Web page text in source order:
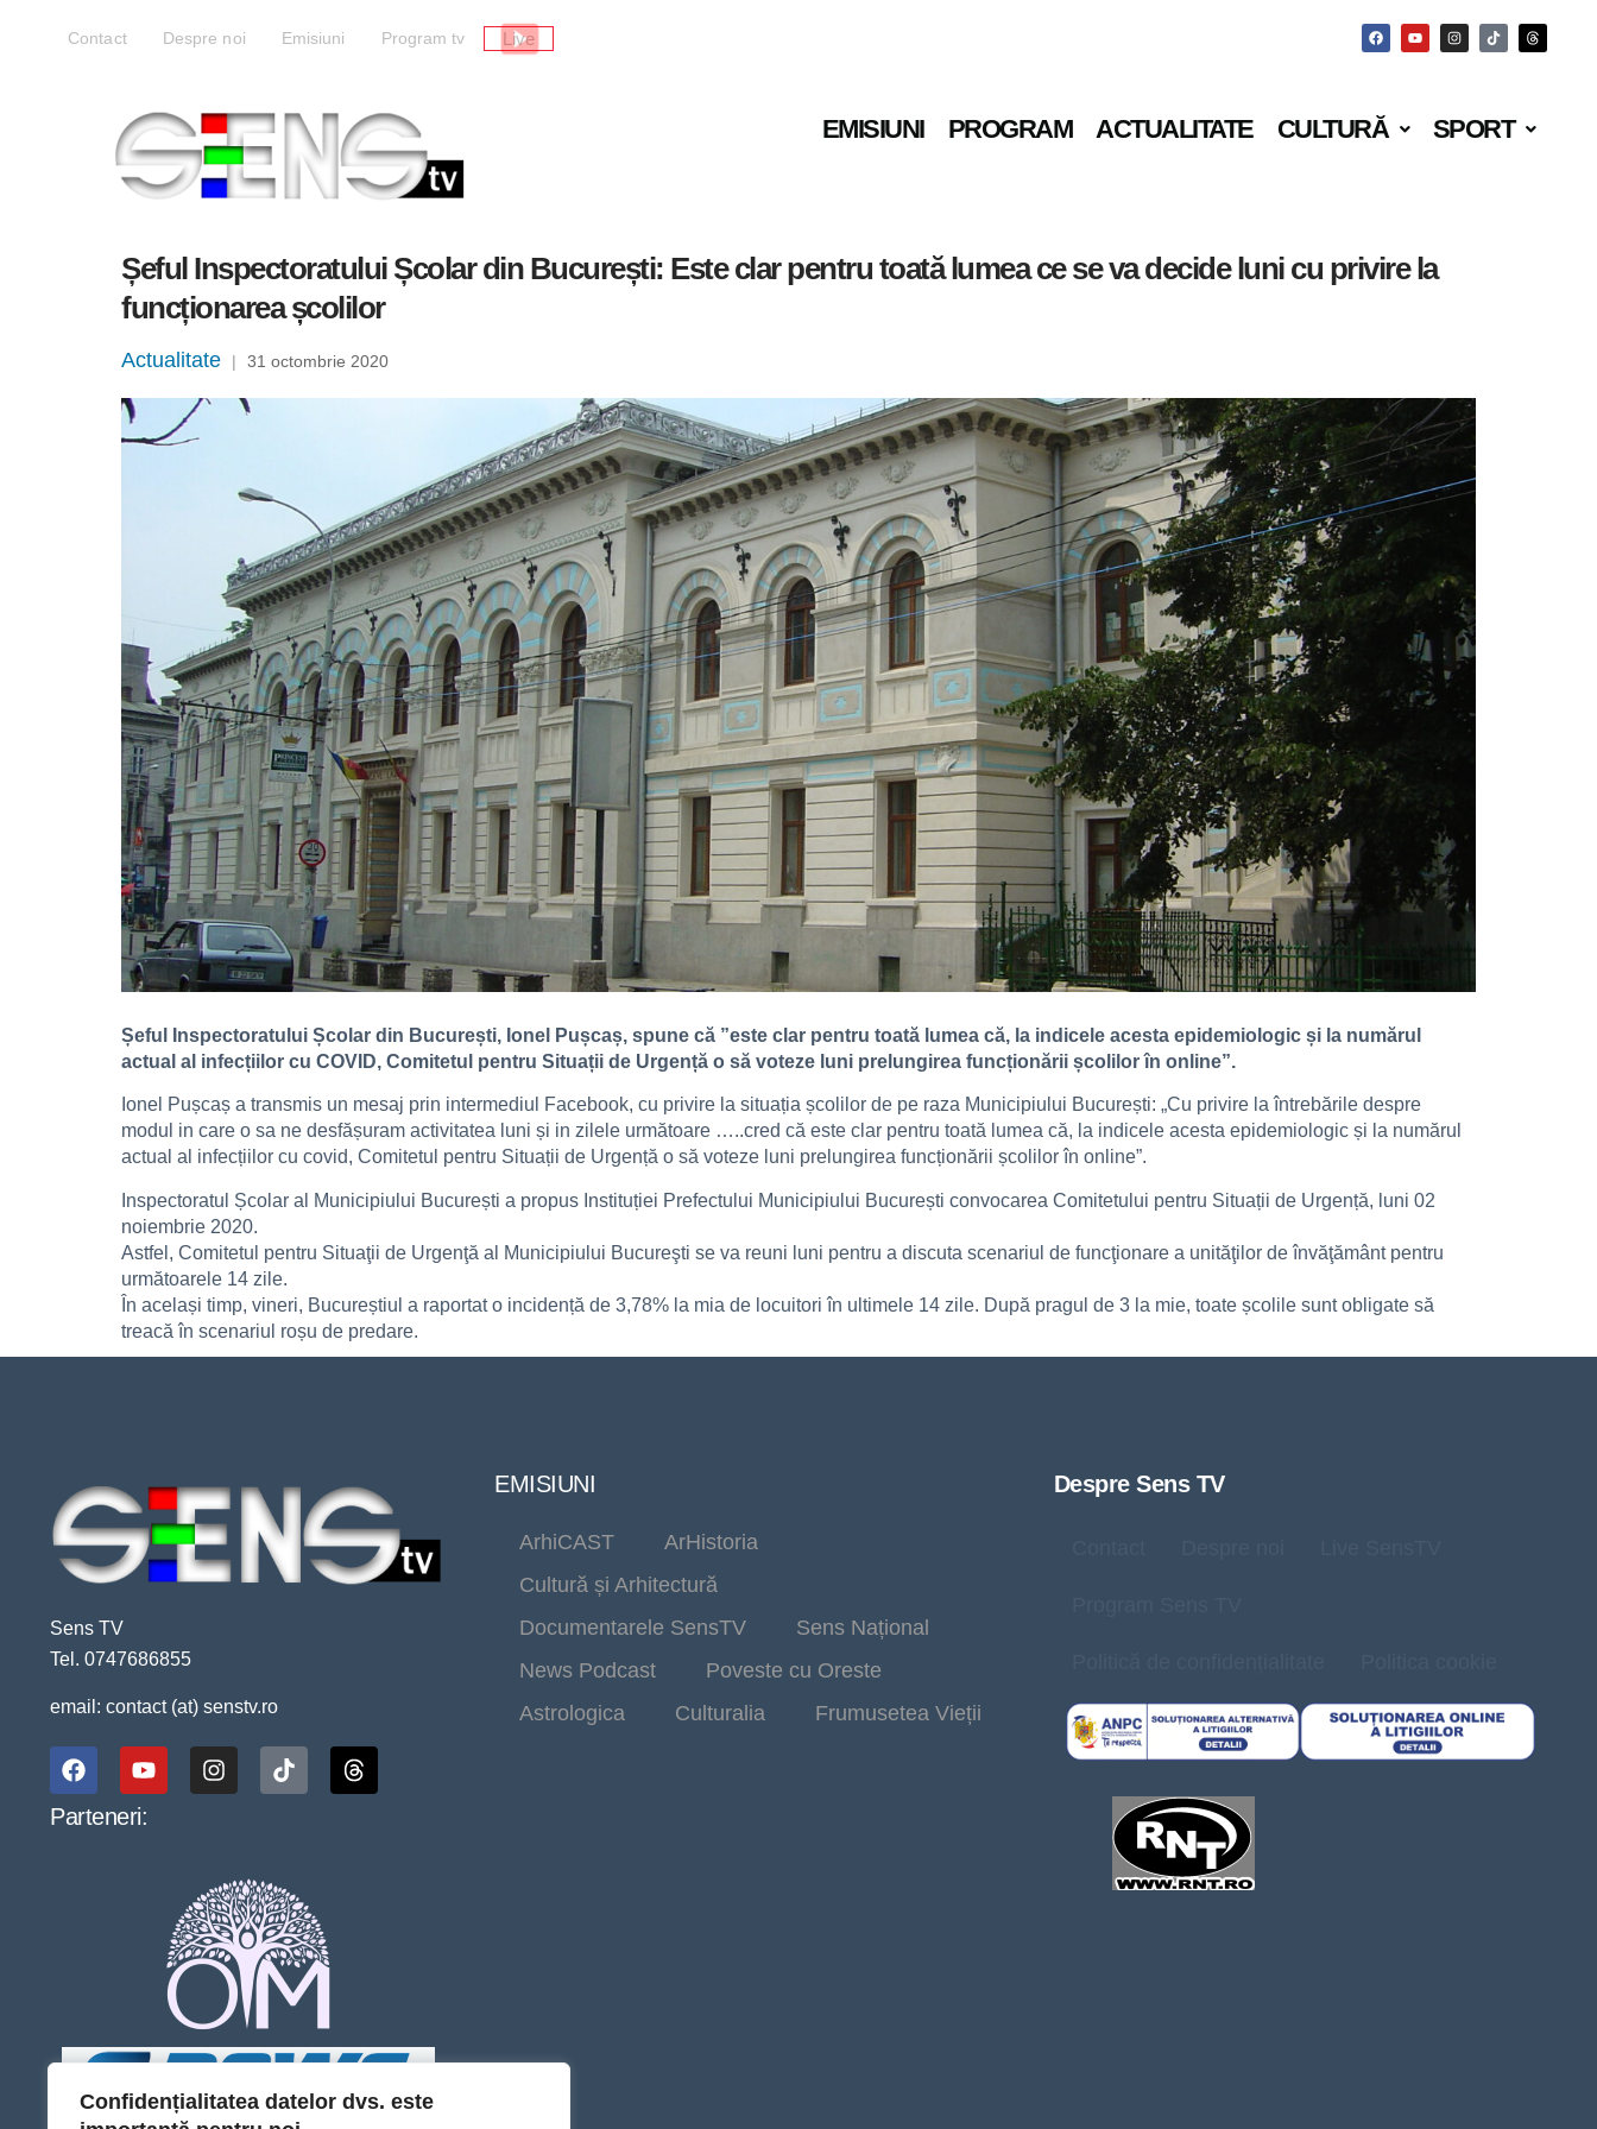
Confidențialitatea datelor dvs. este
Contact Despre noi Emisiuni Program tv Live
EMISIUNI PROGRAM ACTUALITATE CULTURĂ SPORT
Șeful Inspectoratului Școlar din București: Este clar pentru toată lumea ce se va decide luni cu privire la
funcționarea școlilor
Actualitate | 31 octombrie 2020
Șeful Inspectoratului Școlar din București, Ionel Pușcaș, spune că ”este clar pentru toată lumea că, la indicele acesta epidemiologic și la numărul
actual al infecțiilor cu COVID, Comitetul pentru Situații de Urgență o să voteze luni prelungirea funcționării școlilor în online”.
Ionel Pușcaș a transmis un mesaj prin intermediul Facebook, cu privire la situația școlilor de pe raza Municipiului București: „Cu privire la întrebările despre
modul in care o sa ne desfășuram activitatea luni și in zilele următoare …..cred că este clar pentru toată lumea că, la indicele acesta epidemiologic și la numărul
actual al infecțiilor cu covid, Comitetul pentru Situații de Urgență o să voteze luni prelungirea funcționării școlilor în online”.
Inspectoratul Școlar al Municipiului București a propus Instituției Prefectului Municipiului București convocarea Comitetului pentru Situații de Urgență, luni 02
noiembrie 2020.
Astfel, Comitetul pentru Situaţii de Urgenţă al Municipiului Bucureşti se va reuni luni pentru a discuta scenariul de funcţionare a unităţilor de învăţământ pentru
următoarele 14 zile.
În același timp, vineri, Bucureștiul a raportat o incidență de 3,78% la mia de locuitori în ultimele 14 zile. După pragul de 3 la mie, toate școlile sunt obligate să
treacă în scenariul roșu de predare.
Sens TV
Tel. 0747686855
email: contact (at) senstv.ro
Parteneri:
EMISIUNI
ArhiCAST
ArHistoria
Cultură și Arhitectură
Documentarele SensTV
Sens Național
News Podcast
Poveste cu Oreste
Astrologica
Culturalia Frumusetea Vieții
Despre Sens TV